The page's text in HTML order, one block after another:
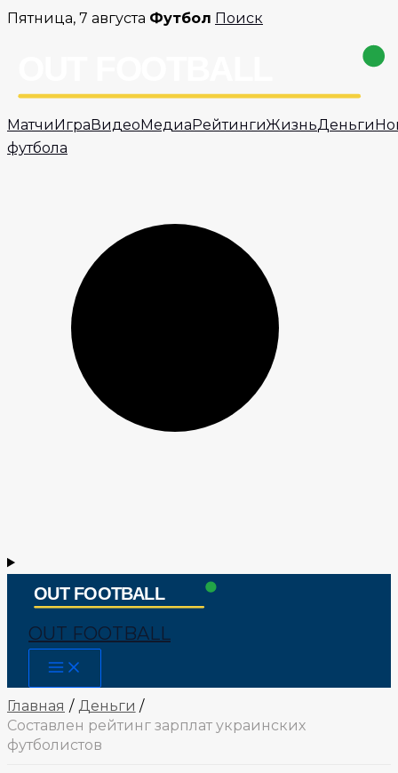
Перейти
Пятница, 7 августа Футбол Поиск
Матчи Игра Видео Медиа РейтингиЖизньДеньги
футбола
OUT FOOTBALL
Main
Menu
Главная
Деньги
Составлен рейтинг зарплат украинских
футболистов